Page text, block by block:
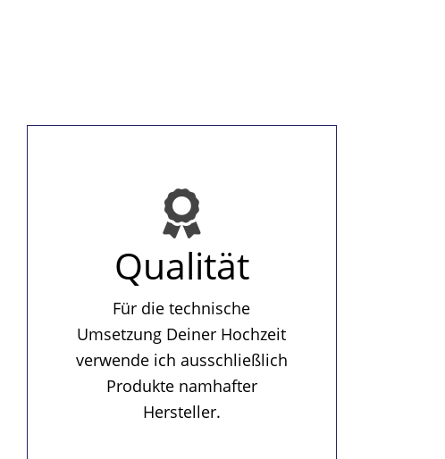
Qualität
Für die technische
Umsetzung Deiner Hochzeit
verwende ich ausschließlich
Produkte namhafter
Hersteller.